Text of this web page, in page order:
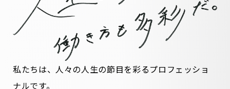
私たちは、人々の人生の節目を彩るプロフェッショ
ナルです。